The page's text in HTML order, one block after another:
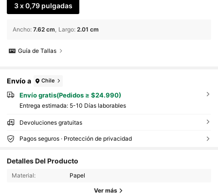
3 x 0,79 pulgadas
Ancho: 7.62 cm Largo: 2.01 cm
Guía de Tallas
Envío a Chile
Envío gratis(Pedidos ≥ $24.990)
Entrega estimada: 5-10 Días laborables
Devoluciones gratuitas
Pagos seguros · Protección de privacidad
Detalles Del Producto
Material: Papel
Ver más